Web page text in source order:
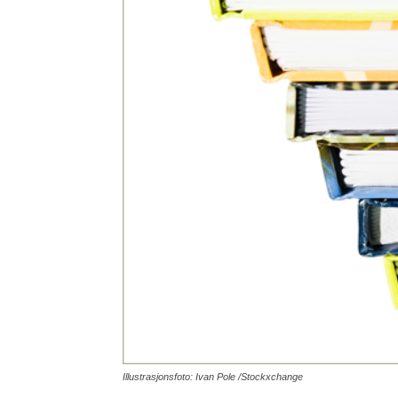
Illustrasjonsfoto: Ivan Pole /Stockxchange